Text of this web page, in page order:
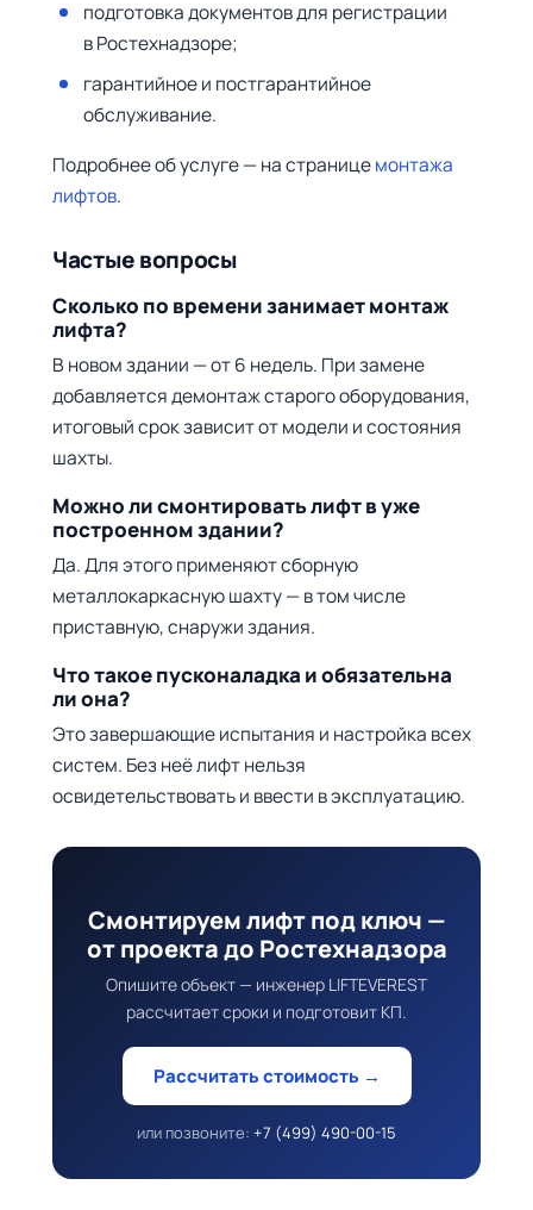
подготовка документов для регистрации
в Ростехнадзоре;
гарантийное и постгарантийное
обслуживание.
Подробнее об услуге — на страницемонтажа
лифтов.
Частые вопросы
Сколько по времени занимает монтаж
лифта?
В новом здании — от 6 недель. При замене
добавляется демонтаж старого оборудования,
итоговый срок зависит от модели и состояния
шахты.
Можно ли смонтировать лифт в уже
построенном здании?
Да. Для этого применяют сборную
металлокаркасную шахту — в том числе
приставную, снаружи здания.
Что такое пусконаладка и обязательна
ли она?
Это завершающие испытания и настройка всех
систем. Без неё лифт нельзя
освидетельствовать и ввести в эксплуатацию.
Смонтируем лифт под ключ —
от проекта до Ростехнадзора
Опишите объект — инженер LIFTEVEREST
рассчитает сроки и подготовит КП.
Рассчитать стоимость →
или позвоните: +7 (499) 490-00-15